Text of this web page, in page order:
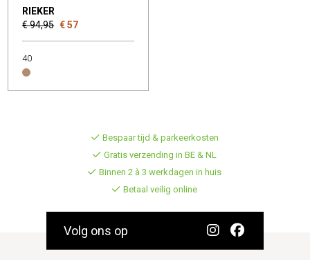
RIEKER
€ 94,95 € 57
40
Bespaar tijd & parkeerkosten
Gratis verzending in BE & NL
Binnen 2 à 3 werkdagen in huis
Betaal veilig online
Volg ons op